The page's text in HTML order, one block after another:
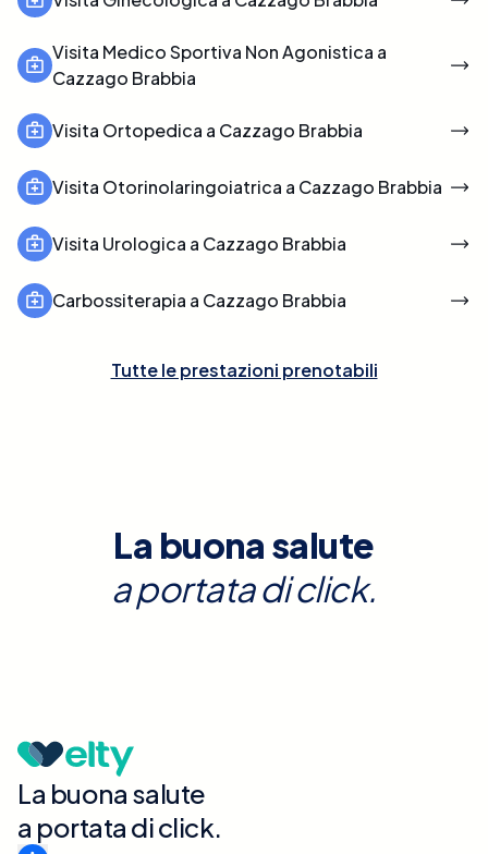
Visita Medico Sportiva Non Agonistica a
Cazzago Brabbia
Visita Ortopedica a Cazzago Brabbia
Visita Otorinolaringoiatrica a Cazzago Brabbia
Visita Urologica a Cazzago Brabbia
Carbossiterapia a Cazzago Brabbia
Tutte le prestazioni prenotabili
La buona salute
a portata di click.
La buona salute
a portata di click.